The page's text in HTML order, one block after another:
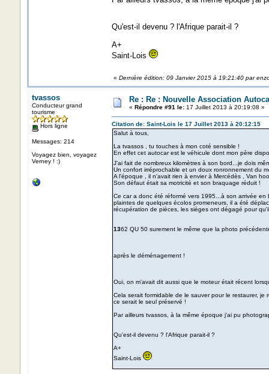
Qu'est-il devenu ? l'Afrique parait-il ?
A+
Saint-Lois
« Dernière édition: 09 Janvier 2015 à 19:21:40 par
tvassos
Conducteur grand
tourisme
Hors ligne
Messages: 214
Voyagez bien, voyagez
Verney ! :)
Re : Re : Nouvelle Association
« Répondre #91 le:17 Juillet 2013 à 20:19:08 »
Citation de: Saint-Lois le 17 Juillet 2013 à 20:12:15
Salut à tous,
La tvassos , tu touches à mon coté sensible !
En effet cet autocar est le véhicule dont mon père
J'ai fait de nombreux kilomètres à son bord...je dois
Un confort irréprochable et un doux ronronnement du
A l'époque , il n'avait rien à envier à Mercédès , Van
Son défaut était sa motricité et son braquage réduit !
Ce car a donc été réformé vers 1995...à son arrivée
plaintes de quelques écolos promeneurs, il a été
récupération de pièces, les sièges ont dégagé pour
1362 QU 50 surement le même que la photo
après le déménagement !
Oui, on m'avait dit aussi que le moteur était récent
Cela serait formidable de le sauver pour le restaurer,
ce serait le seul préservé !
Par ailleurs tvassos, à la même époque j'ai pu
Qu'est-il devenu ? l'Afrique parait-il ?
A+
Saint-Lois